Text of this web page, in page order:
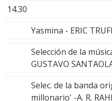
14.30
Yasmina - ERIC
Selección de la
GUSTAVO
Selec. de la banda
millonario' -A. R.